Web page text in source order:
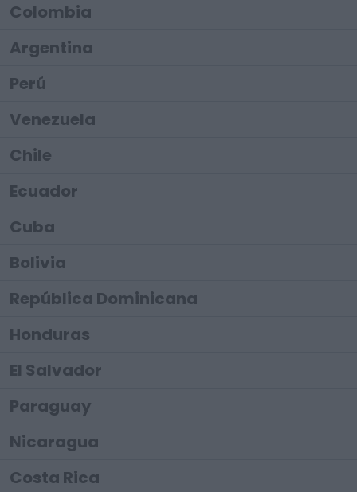
Colombia
Argentina
Perú
Venezuela
Chile
Ecuador
Cuba
Bolivia
República Dominicana
Honduras
El Salvador
Paraguay
Nicaragua
Costa Rica